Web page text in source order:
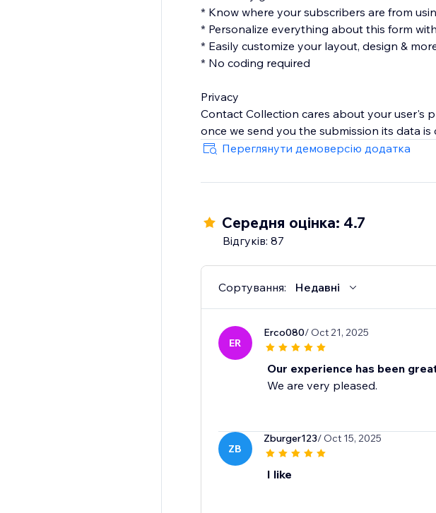
* Know where your subscribers are from
* Personalize everything about this form
* Easily customize your layout, design &
* No coding required
Privacy
Contact Collection cares about your user's
once we send you the submission its data
Переглянути демоверсію додатка
Середня оцінка: 4.7
Відгуків: 87
Сортування: Недавні
ER
Erco080/ Oct 21, 2025
Our experience has been
We are very pleased.
ZB
Zburger123/ Oct 15, 2025
I like